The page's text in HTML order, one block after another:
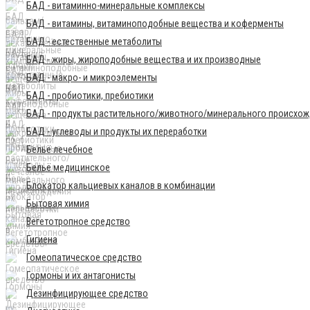
БАД - витаминно-минеральные комплексы
БАД - витамины, витаминоподобные вещества и коферменты
БАД - естественные метаболиты
БАД - жиры, жироподобные вещества и их производные
БАД - макро- и микроэлементы
БАД - пробиотики, пребиотики
БАД - продукты растительного/животного/минерального
БАД - углеводы и продукты их переработки
Бельё лечебное
Бельё медицинское
Блокатор кальциевых каналов в комбинации
Бытовая химия
Вегетотропное средство
Гигиена
Гомеопатическое средство
Гормоны и их антагонисты
Дезинфицирующее средство